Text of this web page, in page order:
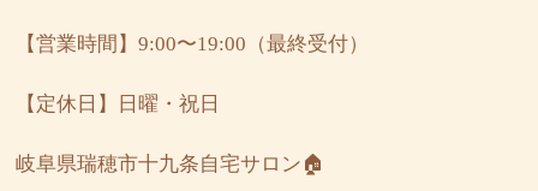
【営業時間】9:00〜19:00（最終受付）
【定休日】日曜・祝日
岐阜県瑞穂市十九条自宅サロン🏠